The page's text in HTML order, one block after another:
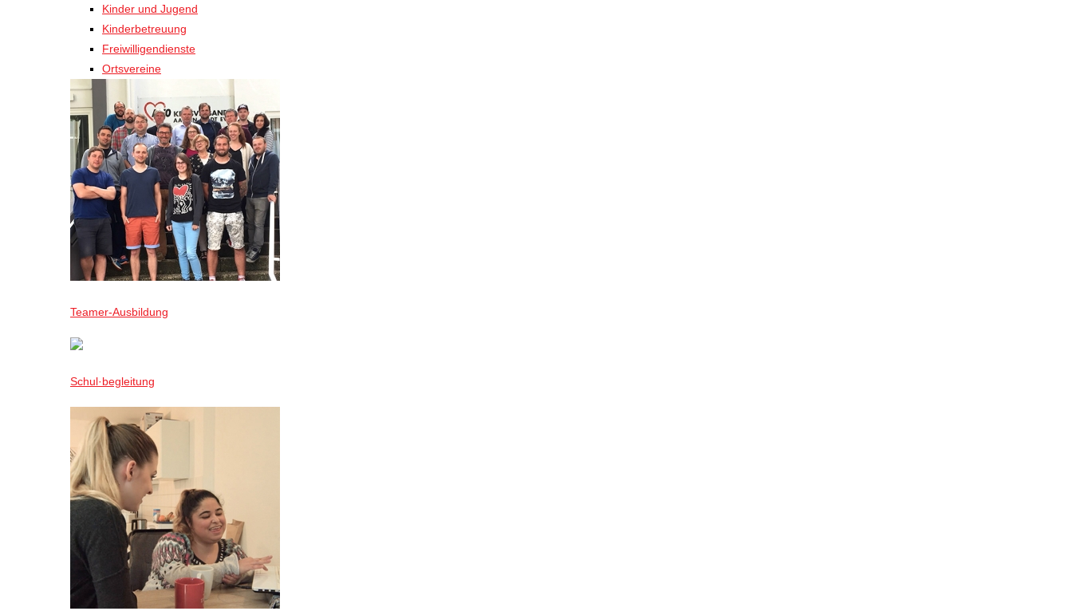
Kinder und Jugend
Kinderbetreuung
Freiwilligendienste
Ortsvereine
Teamer-Ausbildung
Schul·begleitung